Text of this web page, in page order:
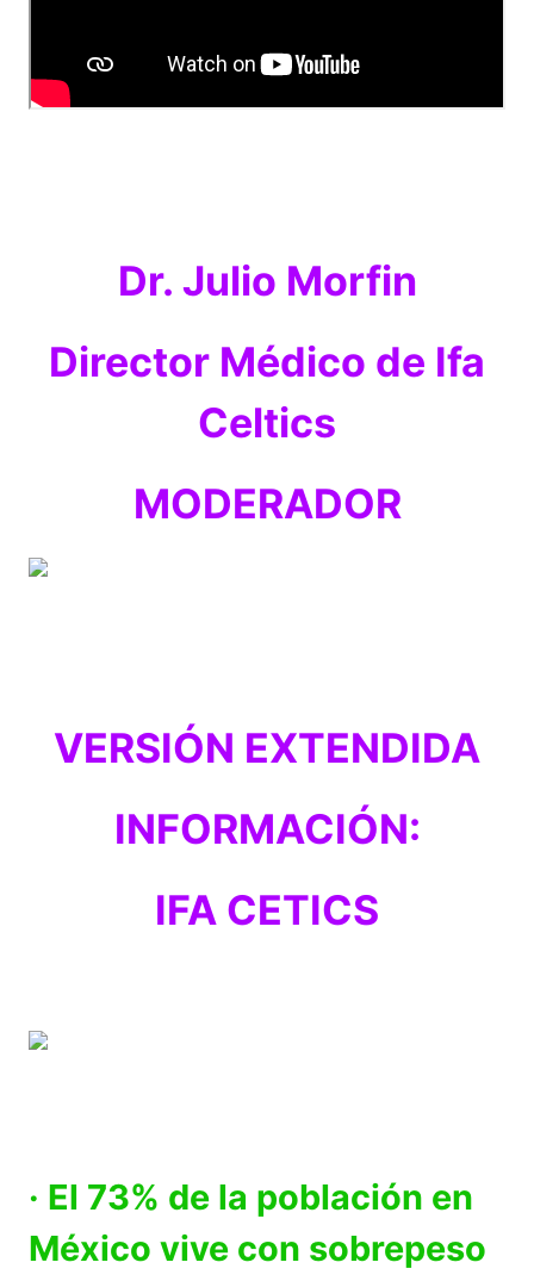
Dr. Julio Morfin
Director Médico de Ifa
Celtics
MODERADOR
VERSIÓN EXTENDIDA
INFORMACIÓN:
IFA CETICS
· El 73% de la población en
México vive con sobrepeso